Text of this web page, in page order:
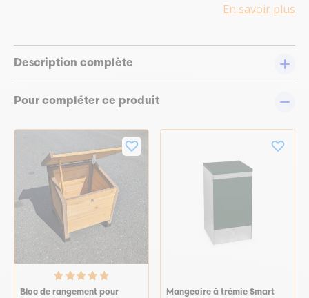
En savoir plus
Description complète
Pour compléter ce produit
Bloc de rangement pour
Mangeoire à trémie Smart